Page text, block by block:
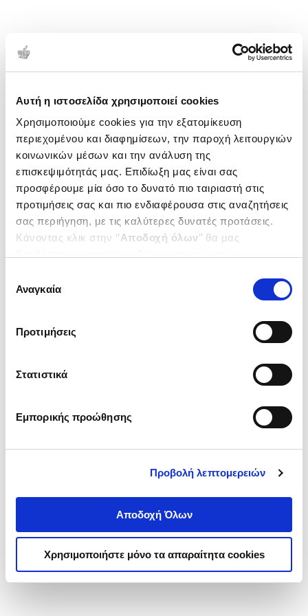
Αυτή η ιστοσελίδα χρησιμοποιεί cookies
Χρησιμοποιούμε cookies για την εξατομίκευση
περιεχομένου και διαφημίσεων, την παροχή λειτουργιών
κοινωνικών μέσων και την ανάλυση της
επισκεψιμότητάς μας. Επιδίωξη μας είναι σας
προσφέρουμε μία όσο το δυνατό πιο ταιριαστή στις
προτιμήσεις σας και πιο ενδιαφέρουσα στις αναζητήσεις
σας περιήγηση, με τις καλύτερες δυνατές προτάσεις.
Κάνοντας κλικ στην ‘’Αποδοχή όλων’’ θα μας
ενδιαφέρουν και να επιλέξετε από τα παρακάτω με την
΄΄και να ενημερωθείτε σχετικά με
συγκατάθεσης
Αναγκαία
Προτιμήσεις
Στατιστικά
Εμπορικής προώθησης
Προβολή λεπτομερειών
Αποδοχή Όλων
Χρησιμοποιήστε μόνο τα απαραίτητα cookies